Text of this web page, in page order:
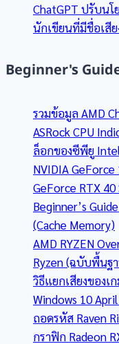
ChatGPT ปรับน
นักเขียนที่มีชื่อเสี
Beginner's
รวมข้อมูล AMD
ASRock CPU
ล็อกของซีพียู
NVIDIA
GeForce RTX 40
Beginner’s
(Cache Memory)
AMD RYZEN
Ryzen (ฉบับพื้นฐ
วิธีแยกเสียงของ
Windows 10
ถอดรหัส Raven
กราฟิก Radeon